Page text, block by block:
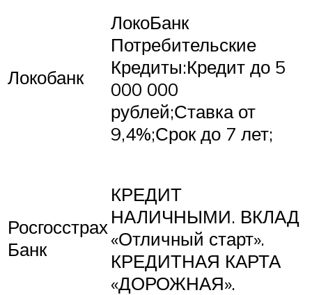
Локобанк
ЛокоБанк
Потребительские
Кредиты:Кредит до 5
000 000
рублей;Ставка от
9,4%;Срок до 7 лет;
Росгосстрах
Банк
КРЕДИТ
НАЛИЧНЫМИ. ВКЛАД
«Отличный старт».
КРЕДИТНАЯ КАРТА
«ДОРОЖНАЯ».